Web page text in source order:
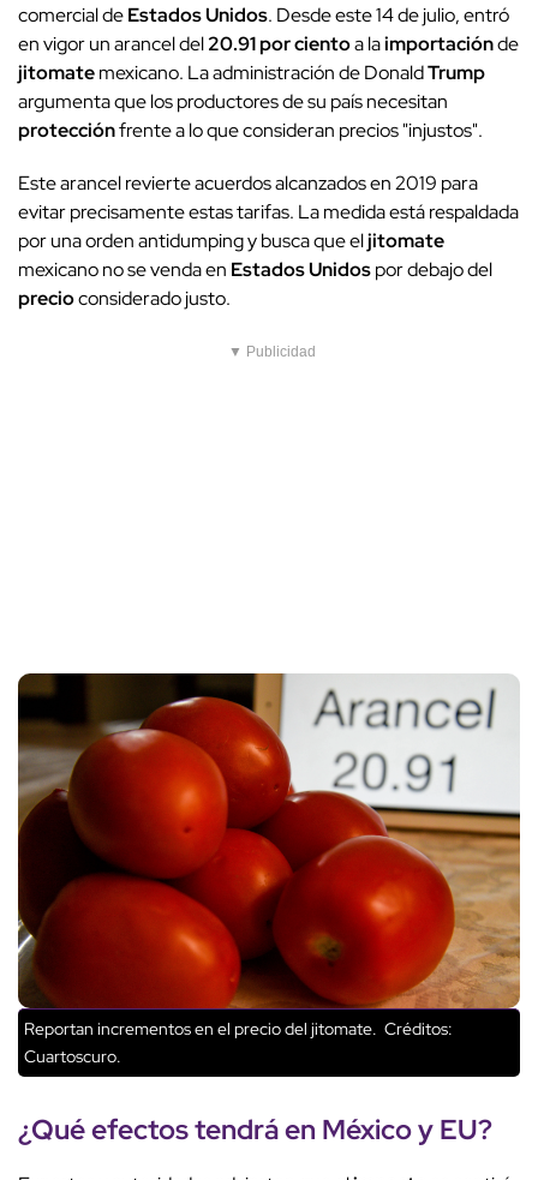
comercial deEstados Unidos. Desde este 14 de julio, entró
en vigor un arancel del20.91 por cientoa laimportaciónde
jitomatemexicano. La administración de DonaldTrump
argumenta que los productores de su país necesitan
protecciónfrente a lo que consideran precios "injustos".
Este arancel revierte acuerdos alcanzados en 2019 para
evitar precisamente estas tarifas. La medida está respaldada
por una orden antidumping y busca que eljitomate
mexicano no se venda en Estados Unidospor debajo del
precioconsiderado justo.
▼ Publicidad
Reportan incrementos en el precio del jitomate. Créditos:
Cuartoscuro.
¿Qué efectos tendrá en México y EU?